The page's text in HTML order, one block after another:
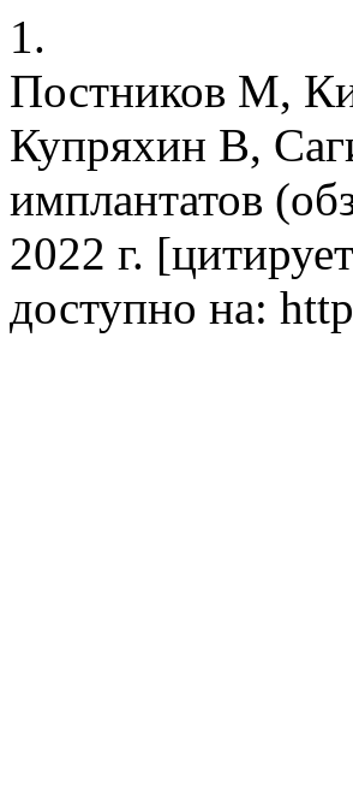
1.
Постников М,
Купряхин В,
имплантатов
2022 г.
доступно на: